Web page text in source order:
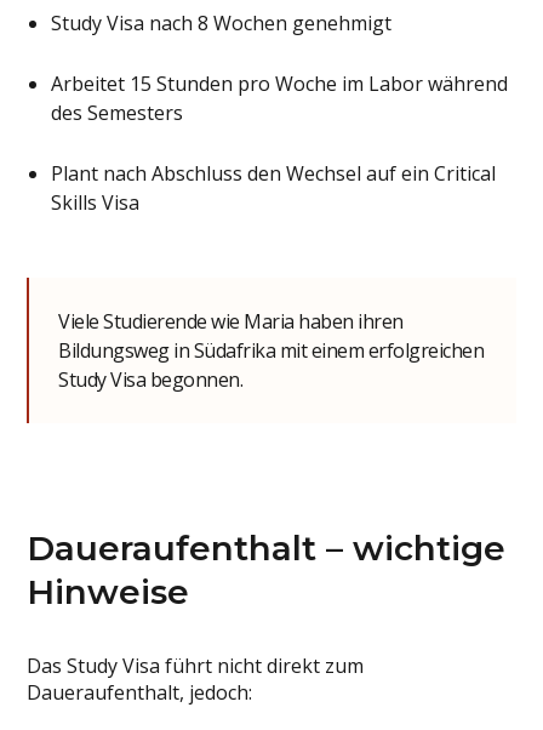
Study Visa nach 8 Wochen genehmigt
Arbeitet 15 Stunden pro Woche im Labor während
des Semesters
Plant nach Abschluss den Wechsel auf ein Critical
Skills Visa
Viele Studierende wie Maria haben ihren
Bildungsweg in Südafrika mit einem erfolgreichen
Study Visa begonnen.
Daueraufenthalt – wichtige
Hinweise
Das Study Visa führt nicht direkt zum
Daueraufenthalt, jedoch: